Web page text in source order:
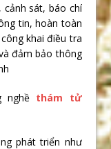
cảnh sát, báo chí
tin, hoàn toàn
khai điều tra
đảm bảo thông
nghề thám tử
phát triển như